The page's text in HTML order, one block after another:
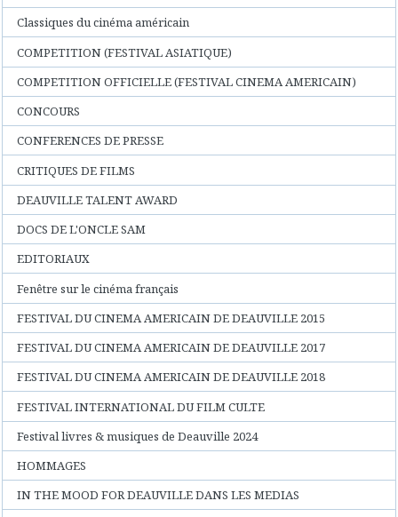
Classiques du cinéma américain
COMPETITION (FESTIVAL ASIATIQUE)
COMPETITION OFFICIELLE (FESTIVAL CINEMA AMERICAIN)
CONCOURS
CONFERENCES DE PRESSE
CRITIQUES DE FILMS
DEAUVILLE TALENT AWARD
DOCS DE L'ONCLE SAM
EDITORIAUX
Fenêtre sur le cinéma français
FESTIVAL DU CINEMA AMERICAIN DE DEAUVILLE 2015
FESTIVAL DU CINEMA AMERICAIN DE DEAUVILLE 2017
FESTIVAL DU CINEMA AMERICAIN DE DEAUVILLE 2018
FESTIVAL INTERNATIONAL DU FILM CULTE
Festival livres & musiques de Deauville 2024
HOMMAGES
IN THE MOOD FOR DEAUVILLE DANS LES MEDIAS